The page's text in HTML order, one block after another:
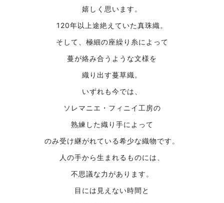
嬉しく思います。
120年以上途絶えていた真珠織。
そして、極細の座繰り糸によって
蔓が絡み合うような文様を
織り出す蔓草織。
いずれも今では、
ソレマニエ・フィニイ工房の
熟練した織り手によって
のみ受け継がれている希少な織物です。
人の手から生まれるものには、
不思議な力があります。
目には見えない時間と